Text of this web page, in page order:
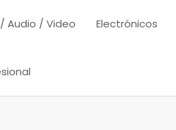
Audio / Video Electrónicos